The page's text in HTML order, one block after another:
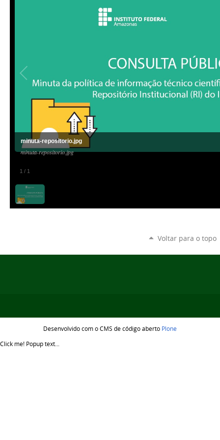
1 / 1
minuta-repositorio.jpg
minuta-repositorio.jpg
Voltar para o topo
Desenvolvido com o CMS de código aberto Plone
Click me! Popup text...